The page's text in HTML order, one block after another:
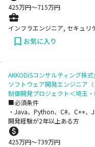
425万円〜715万円
インフラエンジニア, セキュリ
お気に入り
AKKODiSコンサルティング株
ソフトウェア開発エンジニア
制御開発プロジェクト＜埼玉
■必須条件
・Java、Python、C#、C++
開発経験が2年以上ある方
425万円〜739万円